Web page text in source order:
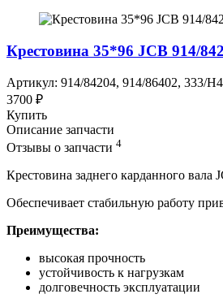
Крестовина 35*96 JCB 914/
Артикул: 914/84204, 914/86402, 333/
3700 ₽
Купить
Описание запчасти
Отзывы о запчасти 4
Крестовина заднего карданного вала
Обеспечивает стабильную работу
Преимущества:
высокая прочность
устойчивость к нагрузкам
долговечность эксплуатации